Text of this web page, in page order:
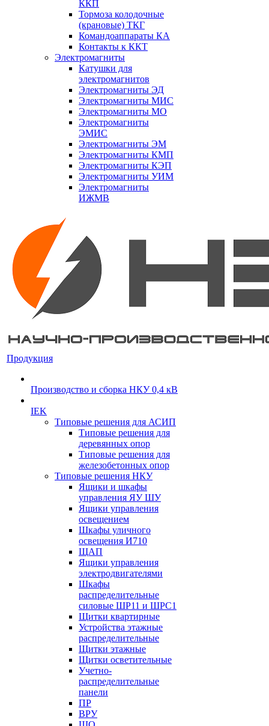
ККП
Тормоза колодочные
(крановые) ТКГ
Командоаппараты КА
Контакты к ККТ
Электромагниты
Катушки для
электромагнитов
Электромагниты ЭД
Электромагниты МИС
Электромагниты МО
Электромагниты
ЭМИС
Электромагниты ЭМ
Электромагниты КМП
Электромагниты КЭП
Электромагниты УИМ
Электромагниты
ИЖМВ
Продукция
Производство и сборка НКУ 0,4 кВ
IEK
Типовые решения для АСИП
Типовые решения для
деревянных опор
Типовые решения для
железобетонных опор
Типовые решения НКУ
Ящики и шкафы
управления ЯУ ШУ
Ящики управления
освещением
Шкафы уличного
освещения И710
ЩАП
Ящики управления
электродвигателями
Шкафы
распределительные
силовые ШР11 и ШРС1
Щитки квартирные
Устройства этажные
распределительные
Щитки этажные
Щитки осветительные
Учетно-
распределительные
панели
ПР
ВРУ